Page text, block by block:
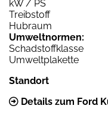
kW / PS
Treibstoff
Hubraum
Umweltnormen:
Schadstoffklasse
Umweltplakette
Standort
Details zum Ford